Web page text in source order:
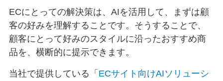
ECにとっての解決策は、AIを活用して、まずは顧
客の好みを理解することです。そうすることで、
顧客にとって好みのスタイルに沿ったおすすめ商
品を、横断的に提示できます。
当社で提供している「 ECサイト向けAIソリューシ